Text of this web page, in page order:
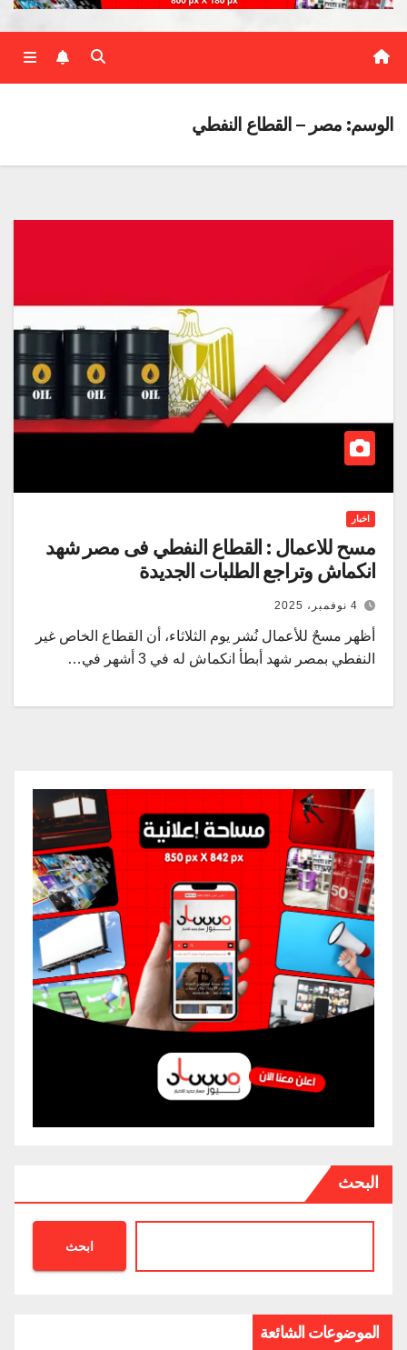
الوسم:مصر – القطاع النفطي
اخبار
مسح للاعمال : القطاع النفطي فى مصر شهد
انكماش وتراجع الطلبات الجديدة
4 نوفمبر، 2025
أظهر مسحٌ للأعمال نُشر يوم الثلاثاء، أن القطاع الخاص غير
النفطي بمصر شهد أبطأ انكماش له في 3 أشهر في…
البحث
ابحث
الموضوعات الشائعة